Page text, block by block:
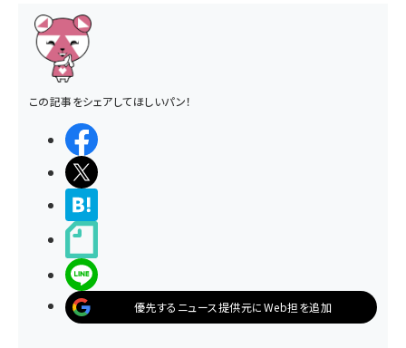
この記事をシェアしてほしいパン！
優先するニュース提供元にWeb担を追加